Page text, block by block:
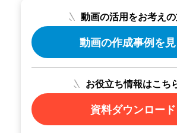
動画の活用をお考え
動画の作成事例を
お役立ち情報はこち
資料ダウンロード